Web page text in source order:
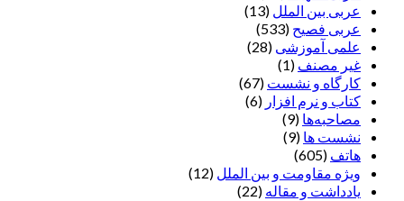
عربی بین الملل (13)
عربی فصیح (533)
علمی آموزشی (28)
غير مصنف (1)
کارگاه و نشست (67)
کتاب و نرم افزار (6)
مصاحبه‌ها (9)
نشست ها (9)
هاتف (605)
ویژه مقاومت و بین الملل (12)
یادداشت‌ و مقاله (22)